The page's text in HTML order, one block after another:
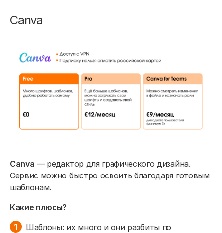
Canva
Canva — редактор для графического дизайна.
Сервис можно быстро освоить благодаря готовым
шаблонам.
Какие плюсы?
Шаблоны: их много и они разбиты по